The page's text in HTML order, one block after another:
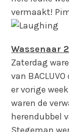
vermaakt!
Wassenaar
Zaterdag
van
er vorige
waren de
herendubbel